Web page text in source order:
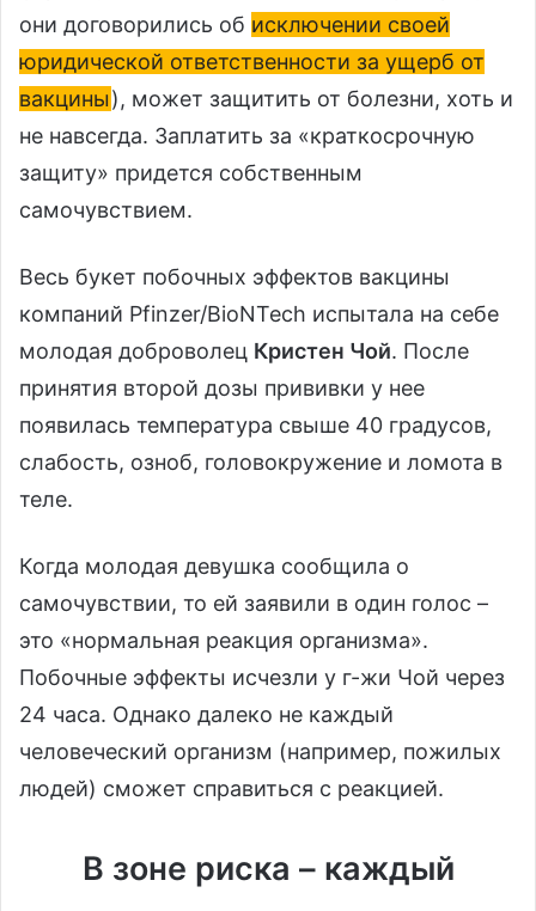
они договорились об исключении своей
юридической ответственности за ущерб от
вакцины), может защитить от болезни, хоть и
не навсегда. Заплатить за «краткосрочную
защиту» придется собственным
самочувствием.
Весь букет побочных эффектов вакцины
компаний Pfinzer/BioNTech испытала на себе
молодая доброволец Кристен Чой. После
принятия второй дозы прививки у нее
появилась температура свыше 40 градусов,
слабость, озноб, головокружение и ломота в
теле.
Когда молодая девушка сообщила о
самочувствии, то ей заявили в один голос –
это «нормальная реакция организма».
Побочные эффекты исчезли у г-жи Чой через
24 часа. Однако далеко не каждый
человеческий организм (например, пожилых
людей) сможет справиться с реакцией.
В зоне риска – каждый